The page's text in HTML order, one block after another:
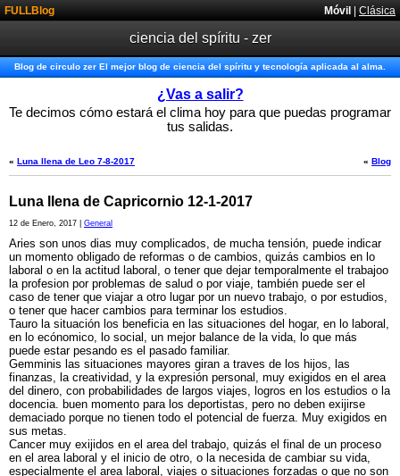
Móvil | Clásica
FULLBlog
ciencia del spíritu - zer
Blog de circulo zer El mejor blog de ciencia del spíritu y tecnología aplicada al alma.
¿Vas a salir?
Te decimos cómo estará el clima hoy para que puedas programar
tus salidas.
« Blog
« Luna llena de Leo 7-8-2017
Luna llena de Capricornio 12-1-2017
12 de Enero, 2017 | General
Aries son unos dias muy complicados, de mucha tensión, puede indicar
un momento obligado de reformas o de cambios, quizás cambios en lo
laboral o en la actitud laboral, o tener que dejar temporalmente el trabajoo
la profesion por problemas de salud o por viaje, también puede ser el
caso de tener que viajar a otro lugar por un nuevo trabajo, o por estudios,
o tener que hacer cambios para terminar los estudios.
Tauro la situación los beneficia en las situaciones del hogar, en lo laboral,
en lo ecónomico, lo social, un mejor balance de la vida, lo que más
puede estar pesando es el pasado familiar.
Gemminis las situaciones mayores giran a traves de los hijos, las
finanzas, la creatividad, y la expresión personal, muy exigidos en el area
del dinero, con probabilidades de largos viajes, logros en los estudios o la
docencia. buen momento para los deportistas, pero no deben exijirse
demaciado porque no tienen todo el potencial de fuerza. Muy exigidos en
sus metas.
Cancer muy exijidos en el area del trabajo, quizás el final de un proceso
en el area laboral y el inicio de otro, o la necesida de cambiar su vida,
especialmente el area laboral, viajes o situaciones forzadas o que no son